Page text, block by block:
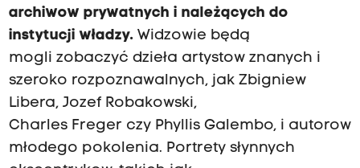
archiwow prywatnych i należących do
instytucji władzy.Widzowie będą
mogli zobaczyć dzieła artystow znanych i
szeroko rozpoznawalnych, jak Zbigniew
Libera, Jozef Robakowski,
Charles Freger czy Phyllis Galembo, i autorow
młodego pokolenia. Portrety słynnych